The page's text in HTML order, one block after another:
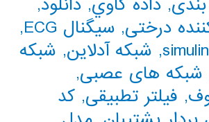
درختی, سیگنال ECG
,
, شبکه آدلاین, شبکه
شبکه های عصبی,
, فیلتر تطبیقی, کد